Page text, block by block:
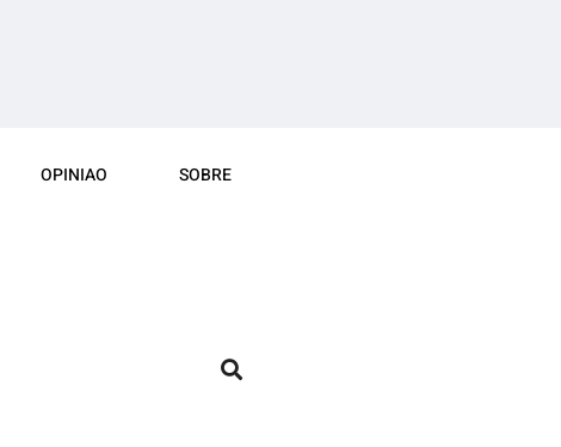
OPINIAO SOBRE